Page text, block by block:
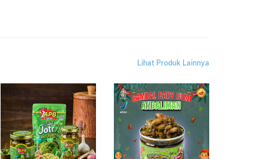
Lihat Produk Lainnya